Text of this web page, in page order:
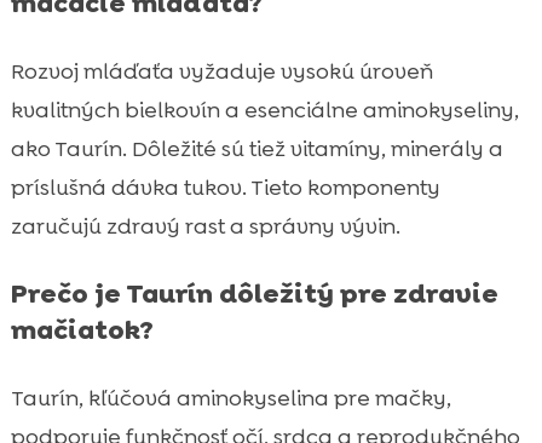
Rozvoj mláďaťa vyžaduje vysokú úroveň
kvalitných bielkovín a esenciálne aminokyseliny,
ako Taurín. Dôležité sú tiež vitamíny, minerály a
príslušná dávka tukov. Tieto komponenty
zaručujú zdravý rast a správny vývin.
Prečo je Taurín dôležitý pre zdravie
mačiatok?
Taurín, kľúčová aminokyselina pre mačky,
podporuje funkčnosť očí, srdca a reprodukčného